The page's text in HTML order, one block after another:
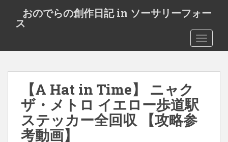
t
おのでらの創作日記 in ソーサリーフォー
ス
【A Hat in Time】 ニャク
ザ・メトロ イエロー歩道駅
ステッカー全回収 【攻略参
考動画】